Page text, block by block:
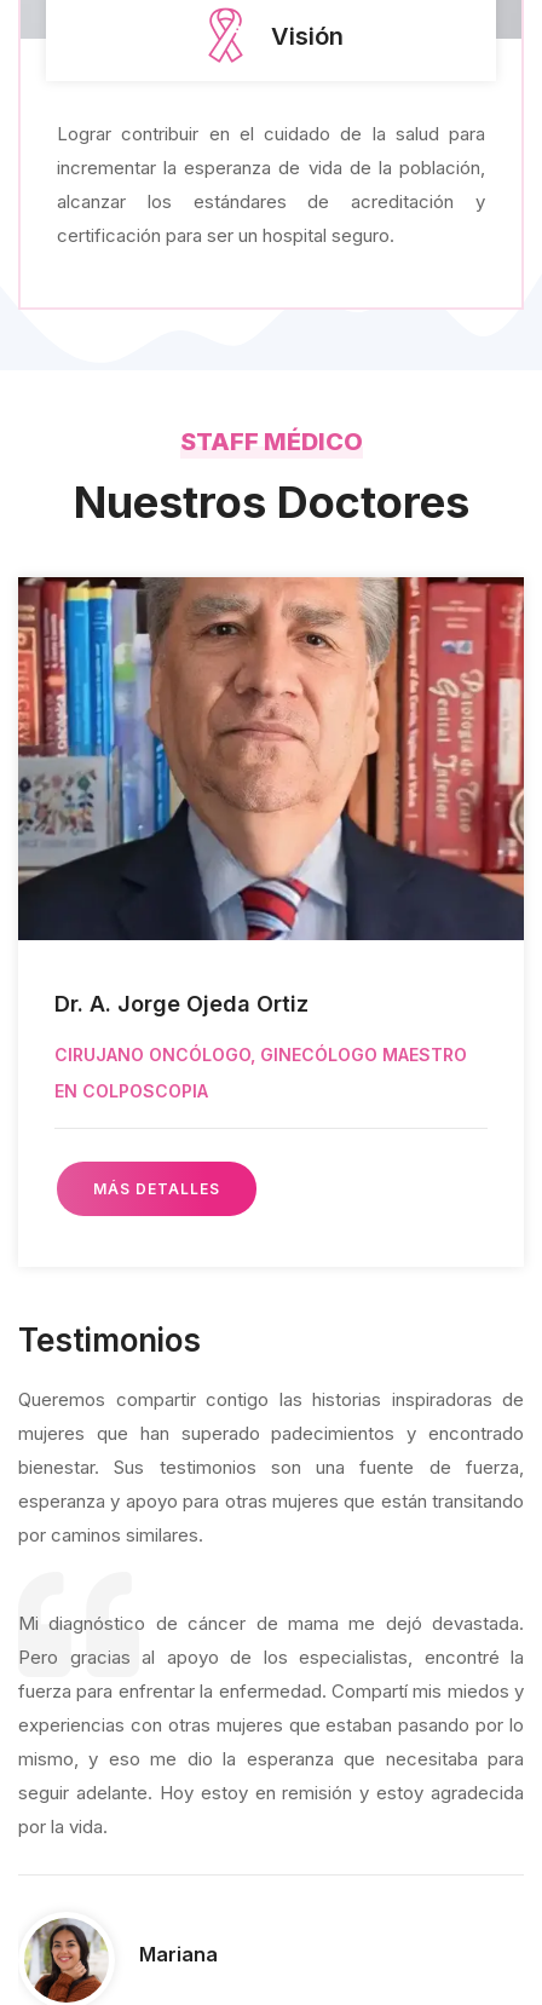
Visión
Lograr contribuir en el cuidado de la salud para
incrementar la esperanza de vida de la población,
alcanzar los estándares de acreditación y
certificación para ser un hospital seguro.
STAFF MÉDICO
Nuestros Doctores
Dr. José Ojeda Pólito
MAESTRO EN COLPOSCOPIA, CIRUJANO EN
LAPAROSCOPIA Y MÍNIMA INVASIÓN
MÁS DETALLES
Testimonios
Queremos compartir contigo las historias inspiradoras de
mujeres que han superado padecimientos y encontrado
bienestar. Sus testimonios son una fuente de fuerza,
esperanza y apoyo para otras mujeres que están transitando
por caminos similares.
Durante años, sufrí de dolores menstruales insoportables.
Me diagnosticaron endometriosis, pero los médicos no me
ofrecieron soluciones reales. Encontré Clínica de la Mujer y
descubrí un enfoque holístico que me ayudó a controlar mi
dolor y mejorar mi calidad de vida. Hoy puedo disfrutar de mi
vida sin limitaciones.